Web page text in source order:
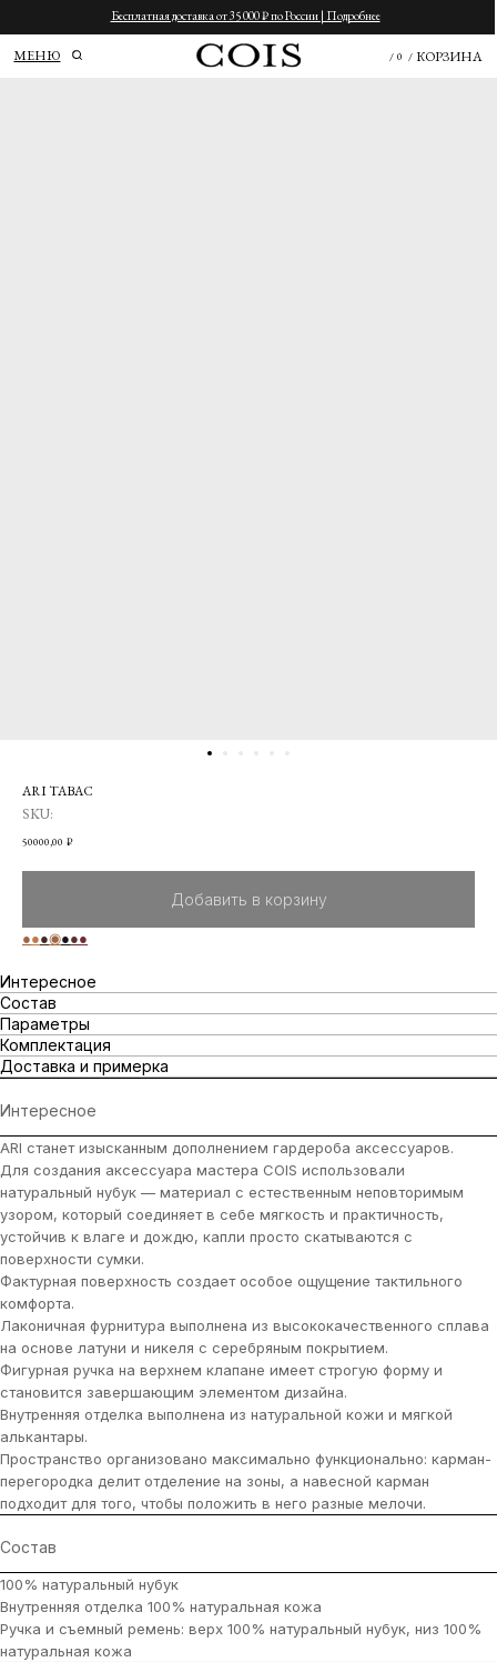
Бесплатная доставка от 35 000 ₽ по России | Подробнее
ARI TABAC
SKU:
50000,00 ₽
Добавить в корзину
●●●◉●●●
Интересное
Состав
Параметры
Комплектация
Доставка и примерка
Интересное
ARI станет изысканным дополнением гардероба аксессуаров.
Для создания аксессуара мастера COIS использовали
натуральный нубук — материал с естественным неповторимым
узором, который соединяет в себе мягкость и практичность,
устойчив к влаге и дождю, капли просто скатываются с
поверхности сумки.
Фактурная поверхность создает особое ощущение тактильного
комфорта.
Лаконичная фурнитура выполнена из высококачественного сплава
на основе латуни и никеля с серебряным покрытием.
Фигурная ручка на верхнем клапане имеет строгую форму и
становится завершающим элементом дизайна.
Внутренняя отделка выполнена из натуральной кожи и мягкой
алькантары.
Пространство организовано максимально функционально: карман-
перегородка делит отделение на зоны, а навесной карман
подходит для того, чтобы положить в него разные мелочи.
Состав
100% натуральный нубук
Внутренняя отделка 100% натуральная кожа
Ручка и съемный ремень: верх 100% натуральный нубук, низ 100%
натуральная кожа